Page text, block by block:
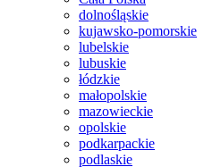
dolnośląskie
kujawsko-pomorskie
lubelskie
lubuskie
łódzkie
małopolskie
mazowieckie
opolskie
podkarpackie
podlaskie